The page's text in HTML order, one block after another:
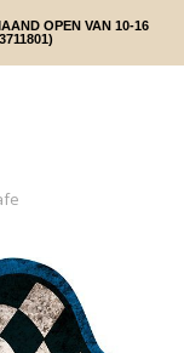
OPEN VAN 10-16